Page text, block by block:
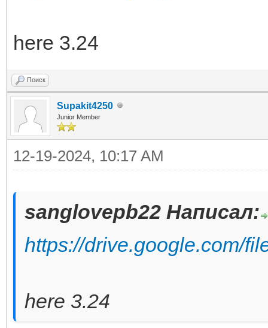
here 3.24
Поиск
Supakit4250
Junior Member
12-19-2024, 10:17 AM
sanglovepb22 Написал:
https://drive.google.com/
here 3.24